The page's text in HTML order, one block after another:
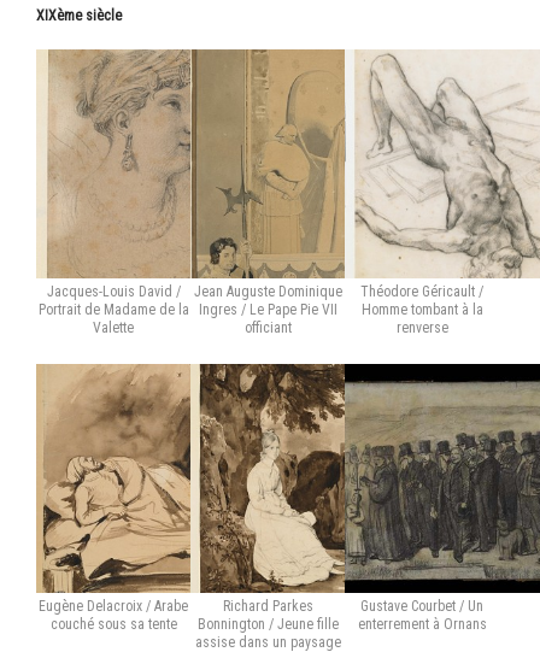
XIXème siècle
Jacques-Louis David /
Portrait de Madame de la
Valette
Jean Auguste Dominique
Ingres / Le Pape Pie VII
officiant
Théodore Géricault /
Homme tombant à la
renverse
Eugène Delacroix / Arabe
couché sous sa tente
Richard Parkes
Bonnington / Jeune fille
assise dans un paysage
Gustave Courbet / Un
enterrement à Ornans